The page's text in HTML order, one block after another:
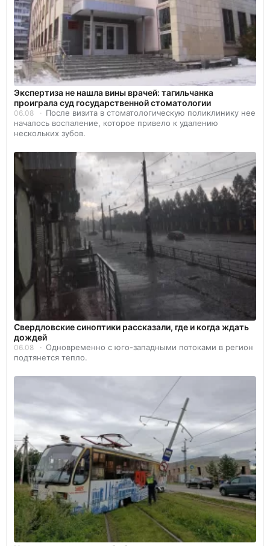
Экспертиза не нашла вины врачей: тагильчанка
проиграла суд государственной стоматологии
06.08
После визита в стоматологическую поликлинику нее
началось воспаление, которое привело к удалению
нескольких зубов.
Свердловские синоптики рассказали, где и когда ждать
дождей
06.08
Одновременно с юго-западными потоками в регион
подтянется тепло.